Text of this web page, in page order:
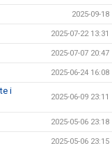
2025-09-18
2025-07-22 13:31
2025-07-07 20:47
2025-06-24 16:08
i
2025-06-09 23:11
2025-05-06 23:18
2025-05-06 23:15